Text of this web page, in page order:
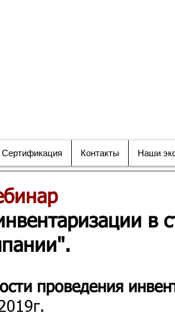
Сертификация Контакты Наши
в
проведения